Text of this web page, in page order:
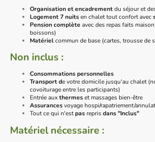
Organisation et encadrementdu séjour et
Logement 7 nuitsen chalet tout confort avec
Pension complète avec des repas faits
boissons)
Matérielcommun de base (cartes, trousse de
Non inclus :
Consommations personnelles
Transport de votre domicile jusqu'au chalet (
covoiturage entre les participants)
Entrée auxthermeset massages bien-être
Assurancesvoyage hospi/rapatriement/
Tout ce qui n'estpas reprisdans "Inclus"
Matériel nécessaire :